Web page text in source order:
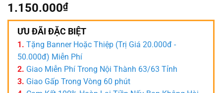
1.150.000₫
ƯU ĐÃI ĐẶC BIỆT
1. Tặng Banner Hoặc Thiệp (Trị Giá 20.000đ -
50.000đ) Miễn Phí
2. Giao Miễn Phí Trong Nội Thành 63/63 Tỉnh
3. Giao Gấp Trong Vòng 60 phút